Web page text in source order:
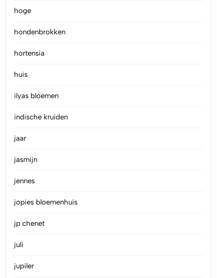
hoge
hondenbrokken
hortensia
huis
ilyas bloemen
indische kruiden
jaar
jasmijn
jennes
jopies bloemenhuis
jp chenet
juli
jupiler